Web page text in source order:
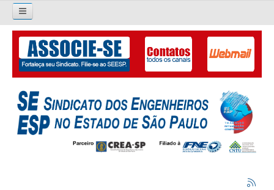
Pesquisar...
O SINDICATO
APRESENTAÇÃO
PALAVRA DO PRESIDENTE